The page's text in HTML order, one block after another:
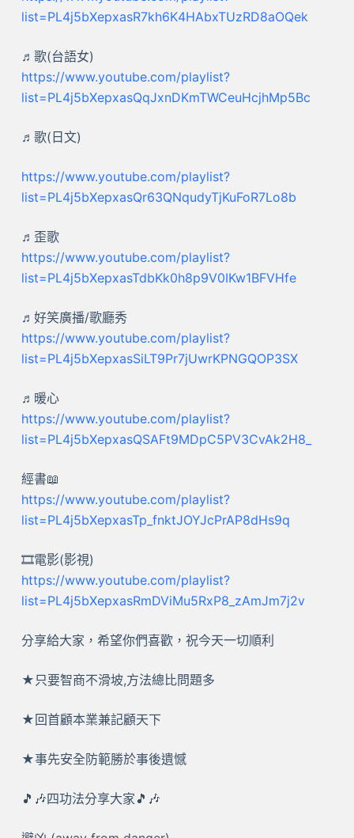
list=PL4j5bXepxasR7kh6K4HAbxTUzRD8aOQek
♬歌(台語女)
https://www.youtube.com/playlist?
list=PL4j5bXepxasQqJxnDKmTWCeuHcjhMp5Bc
♬歌(日文)
https://www.youtube.com/playlist?
list=PL4j5bXepxasQr63QNqudyTjKuFoR7Lo8b
♬歪歌
https://www.youtube.com/playlist?
list=PL4j5bXepxasTdbKk0h8p9V0IKw1BFVHfe
♬好笑廣播/歌廳秀
https://www.youtube.com/playlist?
list=PL4j5bXepxasSiLT9Pr7jUwrKPNGQOP3SX
♬暖心
https://www.youtube.com/playlist?
list=PL4j5bXepxasQSAFt9MDpC5PV3CvAk2H8_
經書📖
https://www.youtube.com/playlist?
list=PL4j5bXepxasTp_fnktJOYJcPrAP8dHs9q
🎞️電影(影視)
https://www.youtube.com/playlist?
list=PL4j5bXepxasRmDViMu5RxP8_zAmJm7j2v
分享給大家，希望你們喜歡，祝今天一切順利
★只要智商不滑坡,方法總比問題多
★回首顧本業兼記顧天下
★事先安全防範勝於事後遺憾
🎵🎶四功法分享大家🎵🎶